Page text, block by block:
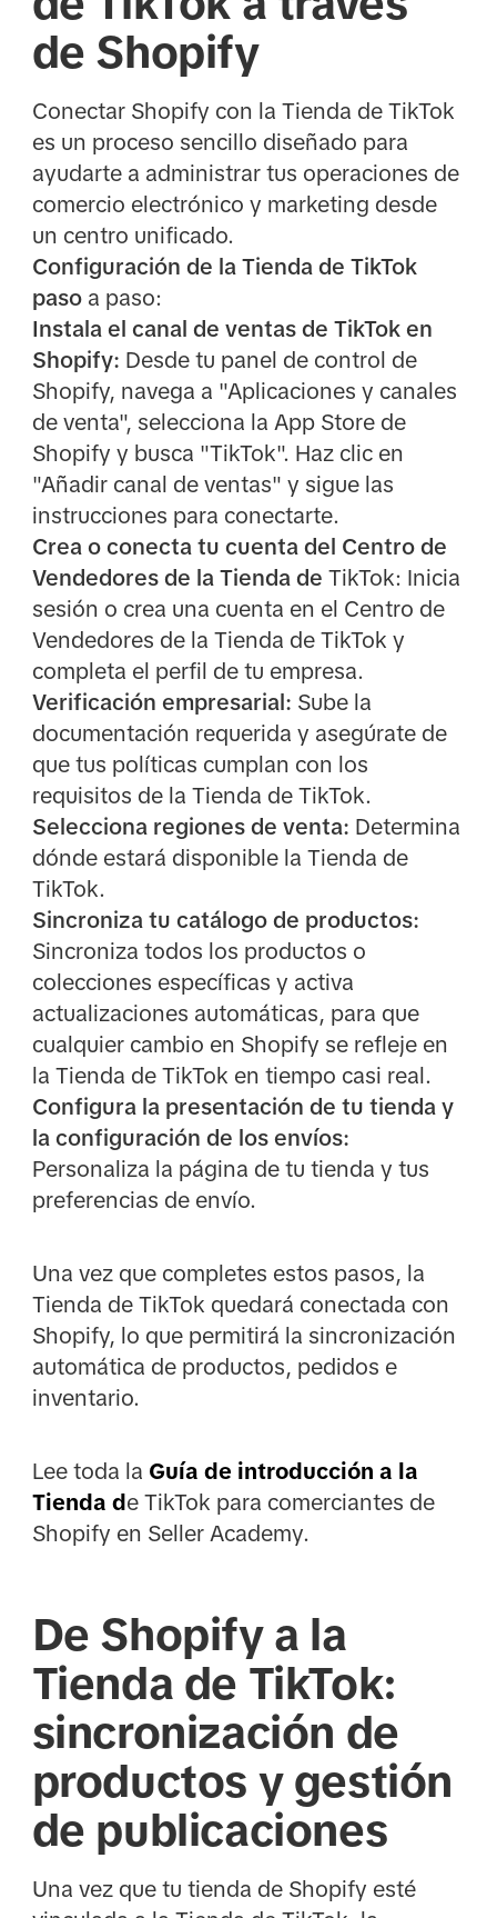
de Shopify
Conectar Shopify con la Tienda de TikTok
es un proceso sencillo diseñado para
ayudarte a administrar tus operaciones de
comercio electrónico y marketing desde
un centro unificado.
Configuración de la Tienda de TikTok
pasoa paso:
Instala el canal de ventas de TikTok en
Shopify: Desde tu panel de control de
Shopify, navega a "Aplicaciones y canales
de venta", selecciona la App Store de
Shopify y busca "TikTok". Haz clic en
"Añadir canal de ventas" y sigue las
instrucciones para conectarte.
Crea o conecta tu cuenta del Centro de
Vendedores de la Tienda de TikTok: Inicia
sesión o crea una cuenta en el Centro de
Vendedores de la Tienda de TikTok y
completa el perfil de tu empresa.
Verificación empresarial: Sube la
documentación requerida y asegúrate de
que tus políticas cumplan con los
requisitos de la Tienda de TikTok.
Selecciona regiones de venta: Determina
dónde estará disponible la Tienda de
TikTok.
Sincroniza tu catálogo de productos:
Sincroniza todos los productos o
colecciones específicas y activa
actualizaciones automáticas, para que
cualquier cambio en Shopify se refleje en
la Tienda de TikTok en tiempo casi real.
Configura la presentación de tu tienda y
la configuración de los envíos:
Personaliza la página de tu tienda y tus
preferencias de envío.
Una vez que completes estos pasos, la
Tienda de TikTok quedará conectada con
Shopify, lo que permitirá la sincronización
automática de productos, pedidos e
inventario.
Lee toda la Guía de introducción a la
Tienda d e TikTok para comerciantes de
Shopify en Seller Academy.
De Shopify a la
Tienda de TikTok:
sincronización de
productos y gestión
de publicaciones
Una vez que tu tienda de Shopify esté